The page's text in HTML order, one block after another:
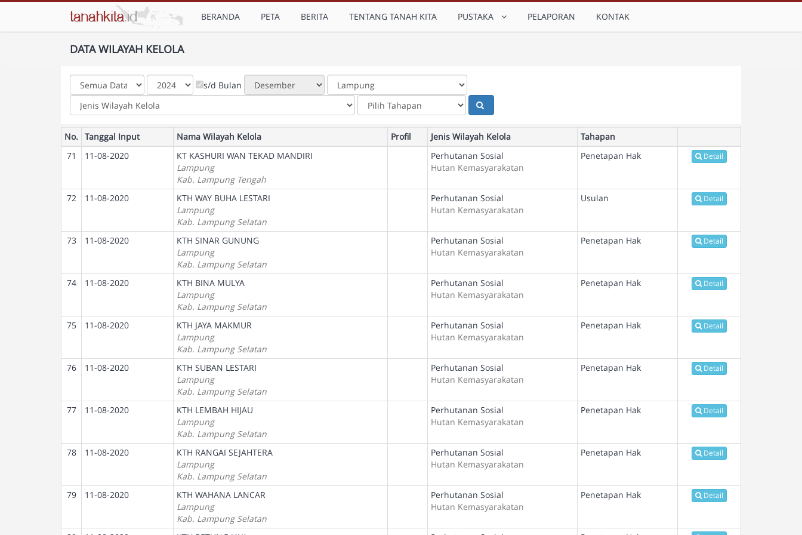
BERANDA PETA BERITA TENTANG TANAH KITA PUSTAKA PELAPORAN KONTAK
DATA WILAYAH KELOLA
s/d Bulan
No. Tanggal Input Nama Wilayah Kelola Profil Jenis Wilayah Kelola
Tahapan
71
11-08-2020
KT KASHURI WAN TEKAD MANDIRI
Lampung
Kab. Lampung Tengah
Perhutanan Sosial
Hutan Kemasyarakatan
Penetapan Hak Detail
72 11-08-2020
KTH WAY BUHA LESTARI
Lampung
Kab. Lampung Selatan
Perhutanan Sosial
Hutan Kemasyarakatan
Usulan Detail
73 11-08-2020
KTH SINAR GUNUNG
Lampung
Kab. Lampung Selatan
Perhutanan Sosial
Hutan Kemasyarakatan
Penetapan Hak Detail
74 11-08-2020
KTH BINA MULYA
Lampung
Kab. Lampung Selatan
Perhutanan Sosial
Hutan Kemasyarakatan
Penetapan Hak Detail
75 11-08-2020
KTH JAYA MAKMUR
Lampung
Kab. Lampung Selatan
Perhutanan Sosial
Hutan Kemasyarakatan
Penetapan Hak Detail
76 11-08-2020
KTH SUBAN LESTARI
Lampung
Kab. Lampung Selatan
Perhutanan Sosial
Hutan Kemasyarakatan
Penetapan Hak Detail
77 11-08-2020
KTH LEMBAH HIJAU
Lampung
Kab. Lampung Selatan
Perhutanan Sosial
Hutan Kemasyarakatan
Penetapan Hak Detail
78 11-08-2020
KTH RANGAI SEJAHTERA
Lampung
Kab. Lampung Selatan
Perhutanan Sosial
Hutan Kemasyarakatan
Penetapan Hak Detail
79 11-08-2020
KTH WAHANA LANCAR
Lampung
Kab. Lampung Selatan
Perhutanan Sosial
Hutan Kemasyarakatan
Penetapan Hak Detail